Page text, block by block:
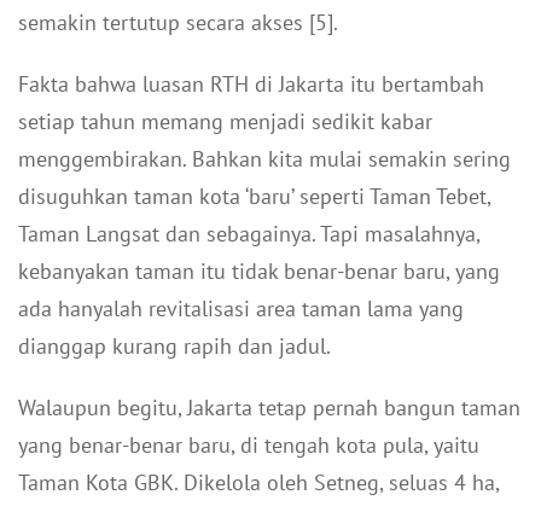
semakin tertutup secara akses [5].
Fakta bahwa luasan RTH di Jakarta itu bertambah
setiap tahun memang menjadi sedikit kabar
menggembirakan. Bahkan kita mulai semakin sering
disuguhkan taman kota ‘baru’ seperti Taman Tebet,
Taman Langsat dan sebagainya. Tapi masalahnya,
kebanyakan taman itu tidak benar-benar baru, yang
ada hanyalah revitalisasi area taman lama yang
dianggap kurang rapih dan jadul.
Walaupun begitu, Jakarta tetap pernah bangun taman
yang benar-benar baru, di tengah kota pula, yaitu
Taman Kota GBK. Dikelola oleh Setneg, seluas 4 ha,